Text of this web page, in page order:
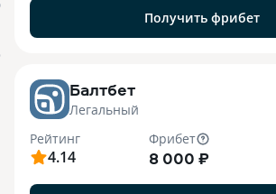
Получить фрибет
Балтбет
Легальный
Рейтинг
4.14
Фрибет
8 000 ₽